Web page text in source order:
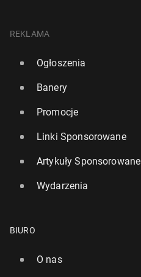
REKLAMA
Ogłoszenia
Banery
Promocje
Linki Sponsorowane
Artykuły Sponsorowane
Wydarzenia
BIURO
O nas